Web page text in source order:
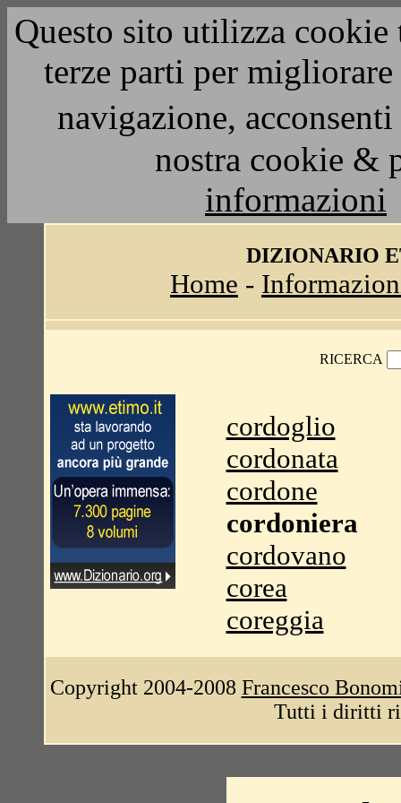
Questo sito utilizza
terze parti per
navigazione,
nostra cookie &
informazioni
DIZIONARIO
Home -
RICERCA
cordoglio
cordonata
cordone
cordoniera
cordovano
corea
coreggia
Copyright 2004-2008 Francesco
Tutti i diritti